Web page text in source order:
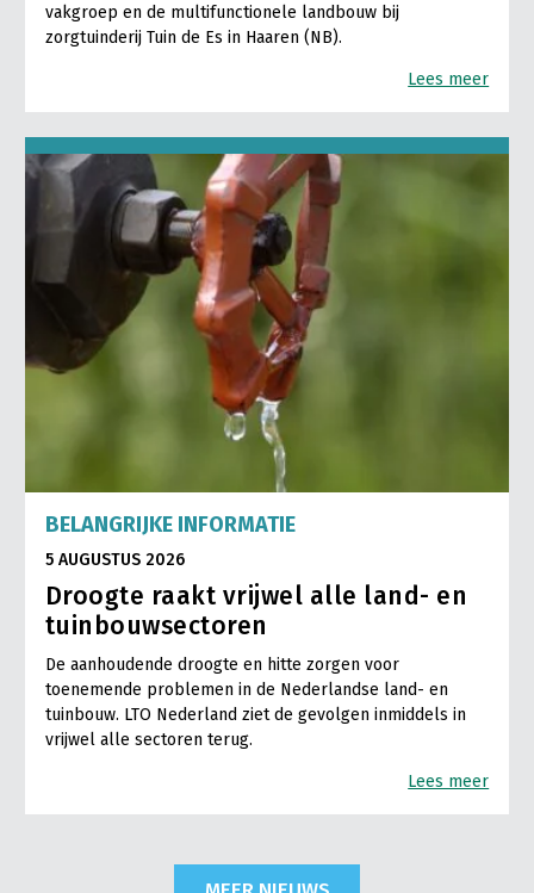
vakgroep en de multifunctionele landbouw bij
zorgtuinderij Tuin de Es in Haaren (NB).
Lees meer
BELANGRIJKE INFORMATIE
5 AUGUSTUS 2026
Droogte raakt vrijwel alle land- en
tuinbouwsectoren
De aanhoudende droogte en hitte zorgen voor
toenemende problemen in de Nederlandse land- en
tuinbouw. LTO Nederland ziet de gevolgen inmiddels in
vrijwel alle sectoren terug.
Lees meer